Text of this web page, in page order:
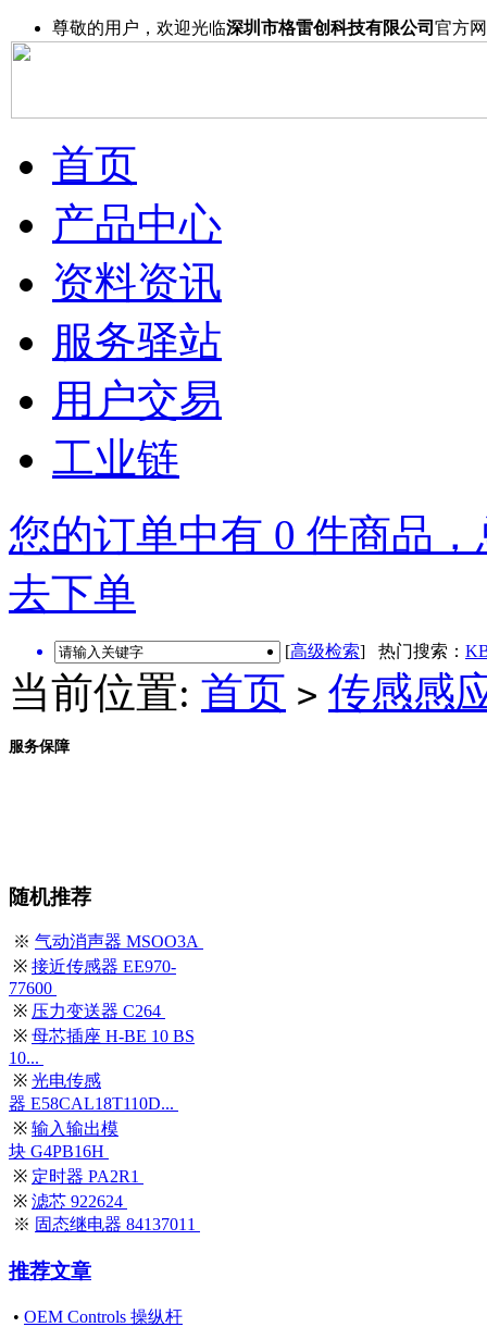
尊敬的用户，欢迎光临深圳市格雷创科技有限公司 官方
首页
产品中心
资料资讯
服务驿站
用户交易
工业链
您的订单中有 0 件商品
去下单
[高级检索] 热门搜索：
当前位置: 首页 > 传感感
服务保障
随机推荐
※ 气动消声器 MSOO3A
※ 接近传感器 EE970-
77600
※ 压力变送器 C264
※ 母芯插座 H-BE 10 BS
10...
※ 光电传感
器 E58CAL18T110D...
※ 输入输出模
块 G4PB16H
※ 定时器 PA2R1
※ 滤芯 922624
※ 固态继电器 84137011
推荐文章
• OEM Controls 操纵杆